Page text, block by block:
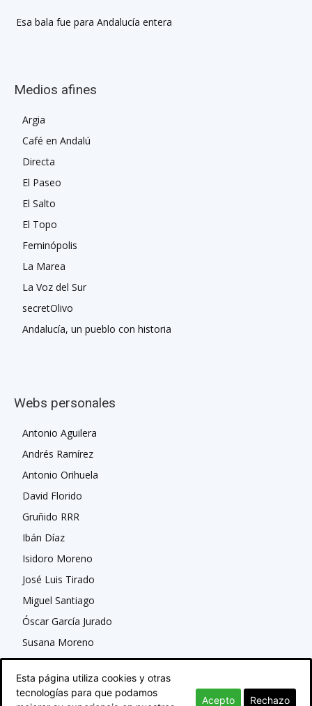
Esa bala fue para Andalucía entera
Medios afines
Argia
Café en Andalú
Directa
El Paseo
El Salto
El Topo
Feminópolis
La Marea
La Voz del Sur
secretOlivo
Andalucía, un pueblo con historia
Webs personales
Antonio Aguilera
Andrés Ramírez
Antonio Orihuela
David Florido
Gruñido RRR
Ibán Díaz
Isidoro Moreno
José Luis Tirado
Miguel Santiago
Óscar García Jurado
Susana Moreno
Esta página utiliza cookies y otras
tecnologías para que podamos
Acepto Rechazo